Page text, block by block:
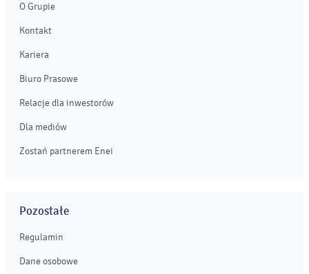
O Grupie
Kontakt
Kariera
Biuro Prasowe
Relacje dla inwestorów
Dla mediów
Zostań partnerem Enei
Pozostałe
Regulamin
Dane osobowe